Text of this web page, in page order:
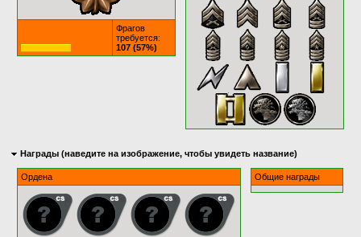
Фрагов
требуется:
107 (57%)
Награды (наведите на изображение, чтобы увидеть название)
Ордена Общие награды